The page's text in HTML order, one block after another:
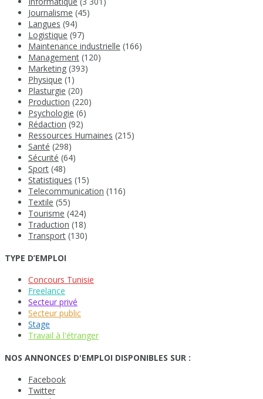
Journalisme (45)
Langues (94)
Logistique (97)
Maintenance industrielle (166)
Management (120)
Marketing (393)
Physique (1)
Plasturgie (20)
Production (220)
Psychologie (6)
Rédaction (92)
Ressources Humaines (215)
Santé (298)
Sécurité (64)
Sport (48)
Statistiques (15)
Telecommunication (116)
Textile (55)
Tourisme (424)
Traduction (18)
Transport (130)
TYPE D’EMPLOI
Concours Tunisie
Freelance
Secteur privé
Secteur public
Stage
Travail à l'étranger
NOS ANNONCES D'EMPLOI DISPONIBLES SUR :
Facebook
Twitter